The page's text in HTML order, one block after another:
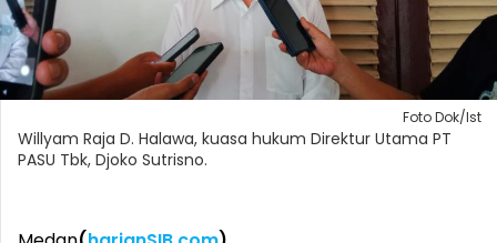
Foto Dok/Ist
Willyam Raja D. Halawa, kuasa hukum Direktur Utama PT
PASU Tbk, Djoko Sutrisno.